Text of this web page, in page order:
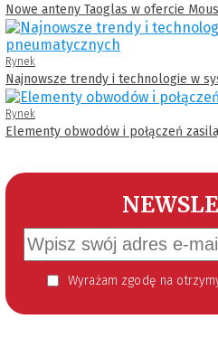
Nowe anteny Taoglas w ofercie
Rynek
Najnowsze trendy i technologie w
Rynek
Elementy obwodów i połączeń
Wyrażam zgodę na otrzymywanie informacji handlowej kierowanej do mnie za pomocą środków komunikacji elektronicznej w szczególności poczty elektronicznej zgodnie z przepisem art. 10 ust 2 ustawy z dnia 18 lipca 2002 roku o świadczeniu usług drogą elektroniczną